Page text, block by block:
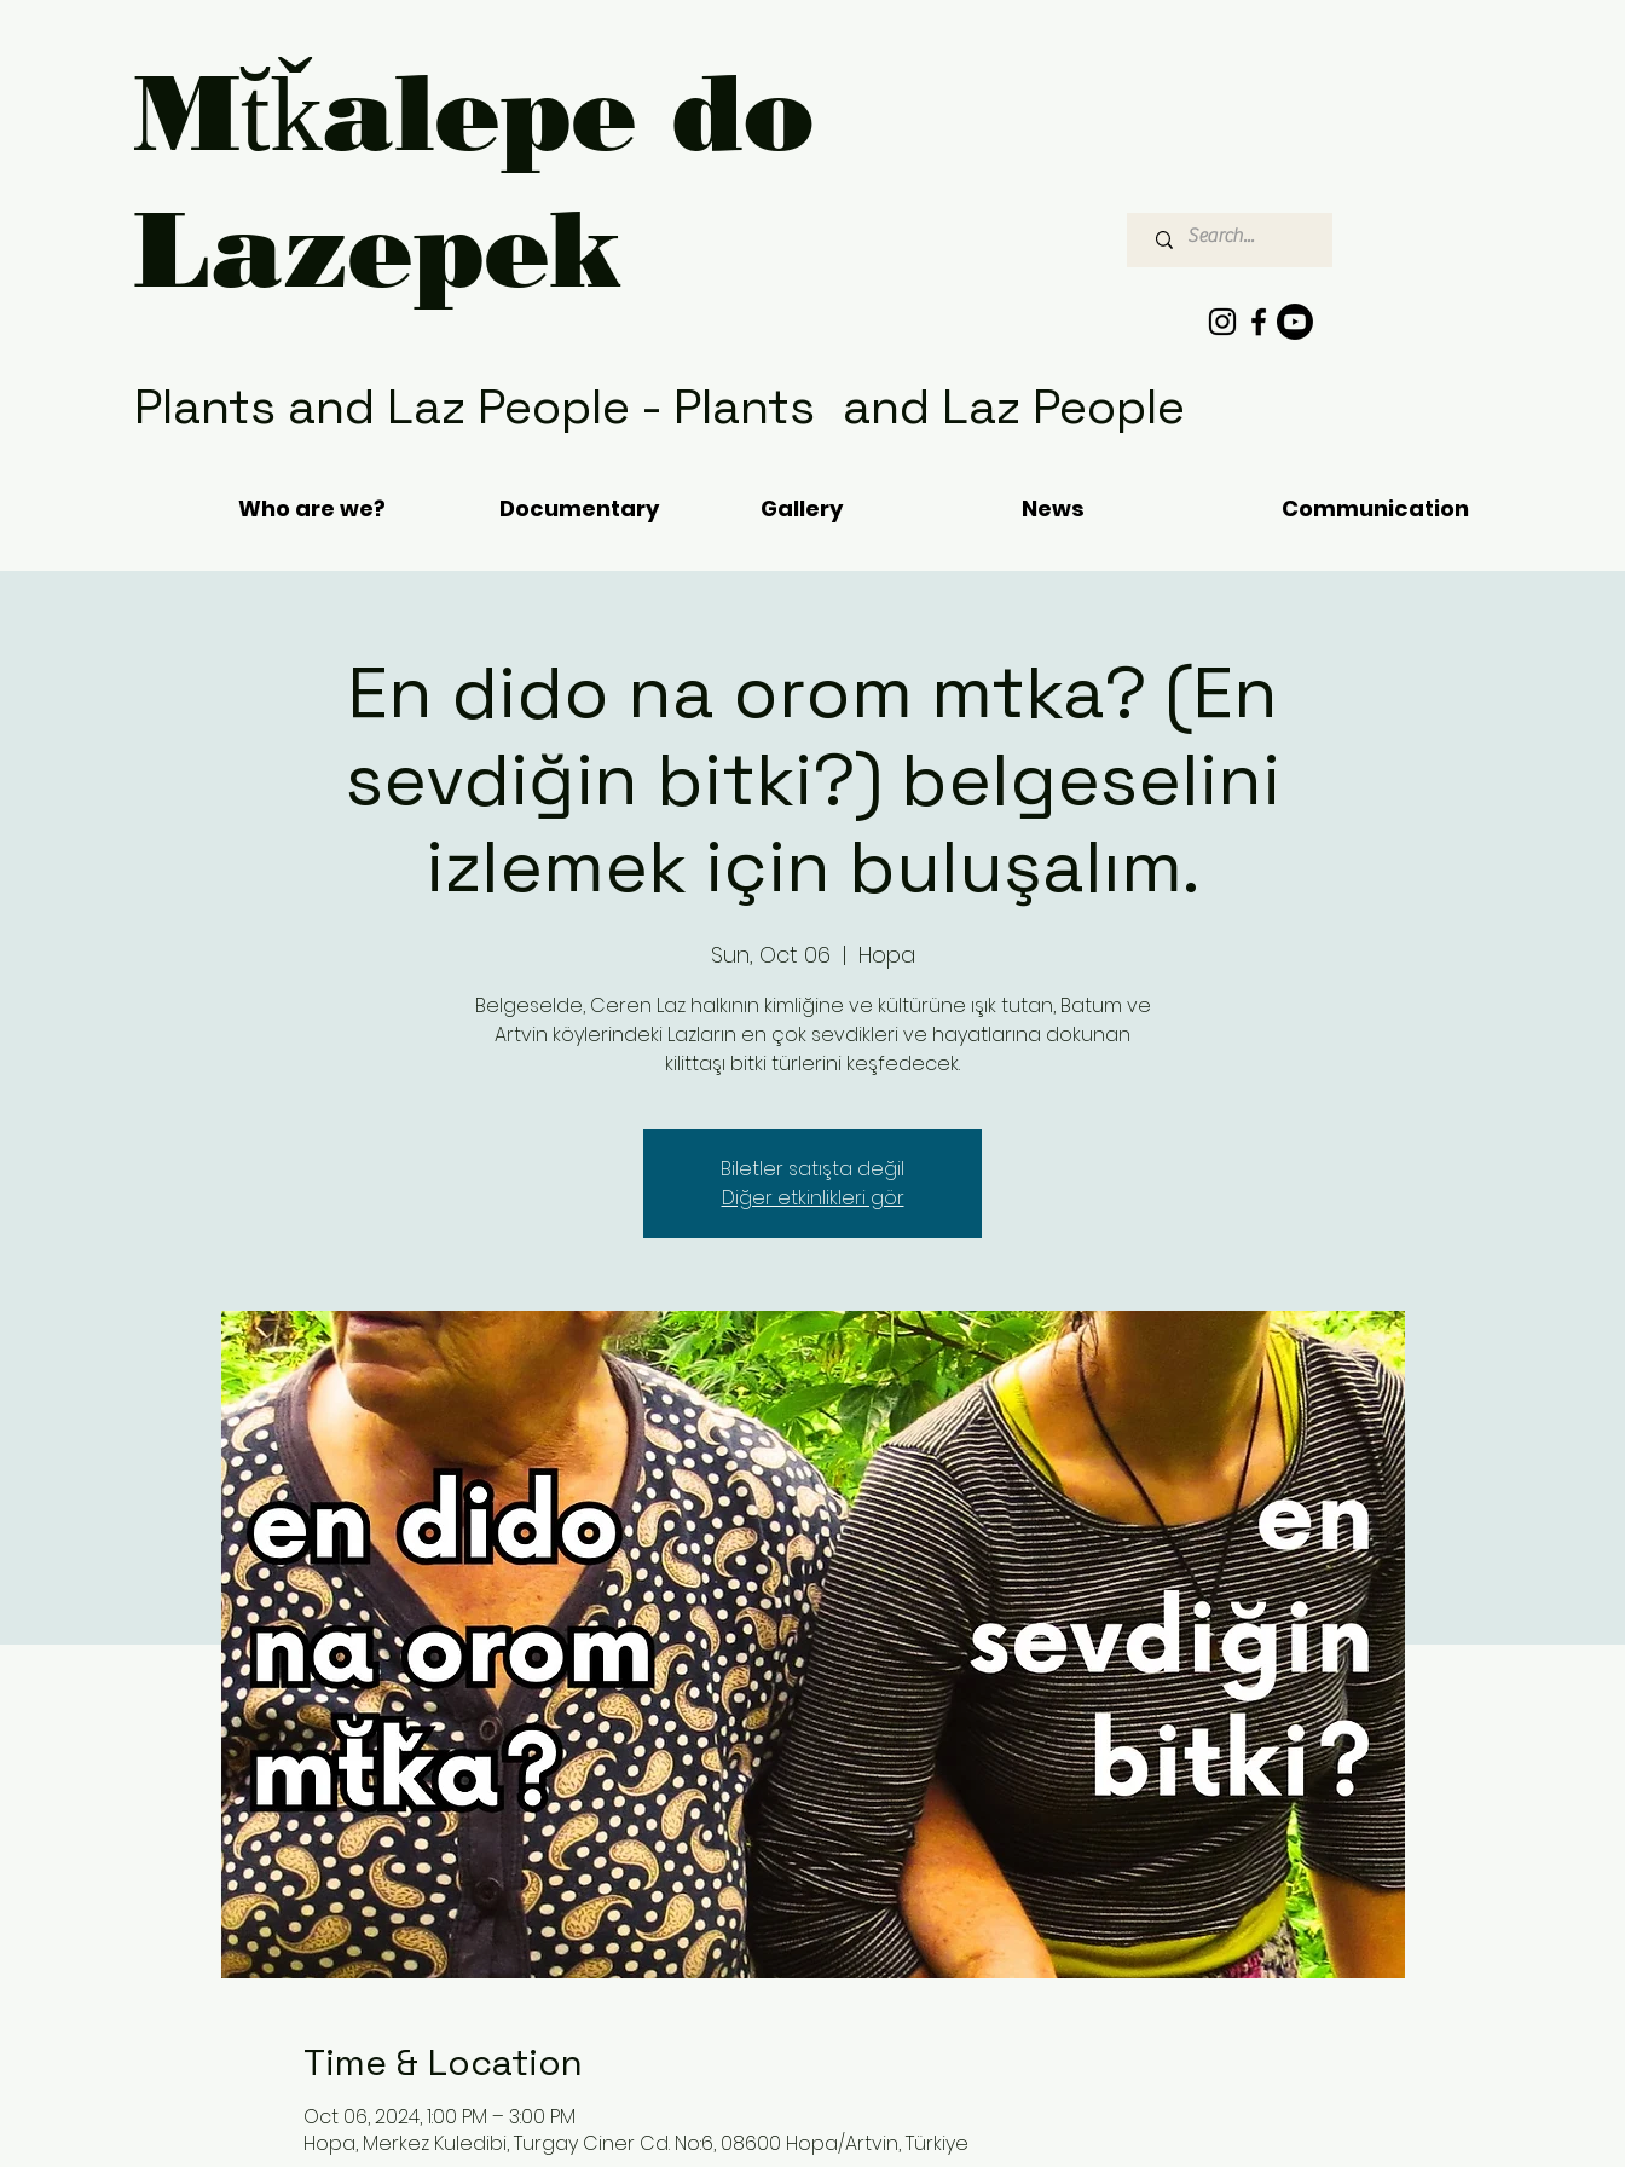
Mt̆ǩalepe do
Lazepek
Plants and Laz People - Plants and Laz People
Who are we? Documentary Gallery News Communication
En dido na orom mtka? (En
sevdiğin bitki?) belgeselini
izlemek için buluşalım.
Sun, Oct 06
  |
Hopa
Belgeselde, Ceren Laz halkının kimliğine ve kültürüne ışık tutan, Batum ve
Artvin köylerindeki Lazların en çok sevdikleri ve hayatlarına dokunan
kilittaşı bitki türlerini keşfedecek.
Biletler satışta değil
Diğer etkinlikleri gör
Time & Location
Oct 06, 2024, 1:00 PM – 3:00 PM
Hopa, Merkez Kuledibi, Turgay Ciner Cd. No:6, 08600 Hopa/Artvin, Türkiye